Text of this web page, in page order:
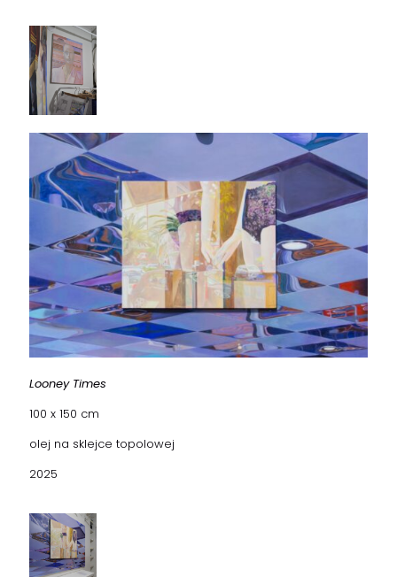
Looney Times
100 x 150 cm
olej na sklejce topolowej
2025